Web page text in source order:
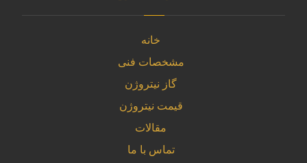
خانه
مشخصات فنی
گاز نیتروژن
قیمت نیتروژن
مقالات
تماس با ما